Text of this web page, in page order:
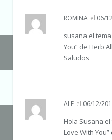
ROMINA el 06/
susana el tema
You” de Herb
Saludos
ALE el 06/12/
Hola Susana el
Love With